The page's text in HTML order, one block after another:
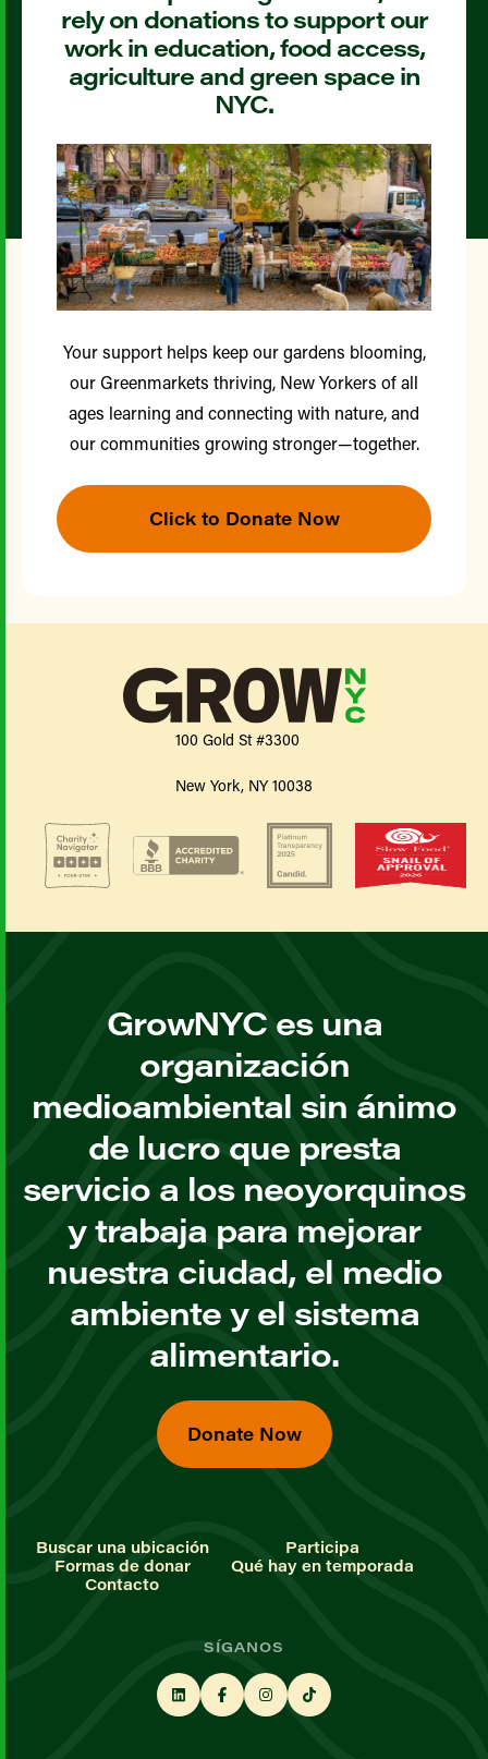
rely on donations to support our
work in education, food access,
agriculture and green space in
NYC.
Your support helps keep our gardens blooming,
our Greenmarkets thriving, New Yorkers of all
ages learning and connecting with nature, and
our communities growing stronger—together.
Click to Donate Now
100 Gold St #3300
New York, NY 10038
GrowNYC es una
organización
medioambiental sin ánimo
de lucro que presta
servicio a los neoyorquinos
y trabaja para mejorar
nuestra ciudad, el medio
ambiente y el sistema
alimentario.
Donate Now
Buscar una ubicación
Participa
Formas de donar
Qué hay en temporada
Contacto
SÍGANOS